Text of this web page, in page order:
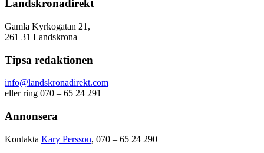
Landskronadirekt
Gamla Kyrkogatan 21,
261 31 Landskrona
Tipsa redaktionen
info@landskronadirekt.com
eller ring 070 – 65 24 291
Annonsera
Kontakta Kary Persson, 070 – 65 24 290